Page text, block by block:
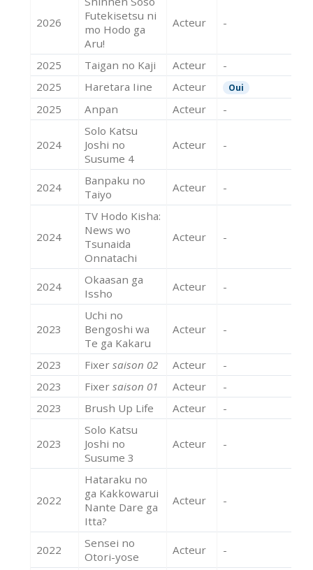
2026
Futekisetsu ni
mo Hodo ga
Aru!
Acteur -
2025 Taigan no Kaji Acteur
-
2025
Haretara Iine Acteur Oui
2025 Anpan Acteur -
2024
Solo Katsu
Joshi no
Susume 4
Acteur -
2024
Banpaku no
Taiyo
Acteur -
2024
TV Hodo Kisha:
News wo
Tsunaida
Onnatachi
Acteur -
2024
Okaasan ga
Issho
Acteur -
2023
Uchi no
Bengoshi wa
Te ga Kakaru
Acteur -
2023 Fixer saison 02 Acteur
-
2023
Fixer saison 01 Acteur
-
2023
Brush Up Life Acteur -
2023
Solo Katsu
Joshi no
Susume 3
Acteur -
2022
Hataraku no
ga Kakkowarui
Nante Dare ga
Itta?
Acteur -
2022
Sensei no
Otori-yose
Acteur -